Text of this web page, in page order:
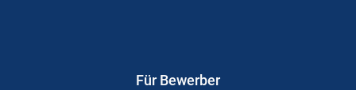
Für Bewerber